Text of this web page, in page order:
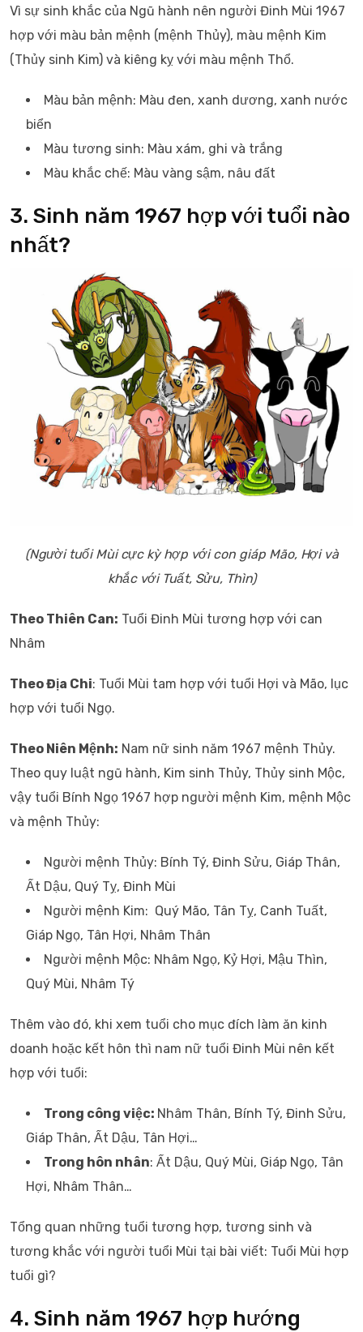
Vì sự sinh khắc của Ngũ hành nên người Đinh Mùi 1967
hợp với màu bản mệnh (mệnh Thủy), màu mệnh Kim
(Thủy sinh Kim) và kiêng kỵ với màu mệnh Thổ.
Màu bản mệnh: Màu đen, xanh dương, xanh nước
biển
Màu tương sinh: Màu xám, ghi và trắng
Màu khắc chế: Màu vàng sậm, nâu đất
3. Sinh năm 1967 hợp với tuổi nào
nhất?
(Người tuổi Mùi cực kỳ hợp với con giáp Mão, Hợi và
khắc với Tuất, Sửu, Thìn)
Theo Thiên Can: Tuổi Đinh Mùi tương hợp với can
Nhâm
Theo Địa Chi: Tuổi Mùi tam hợp với tuổi Hợi và Mão, lục
hợp với tuổi Ngọ.
Theo Niên Mệnh: Nam nữ sinh năm 1967 mệnh Thủy.
Theo quy luật ngũ hành, Kim sinh Thủy, Thủy sinh Mộc,
vậy tuổi Bính Ngọ 1967 hợp người mệnh Kim, mệnh Mộc
và mệnh Thủy:
Người mệnh Thủy: Bính Tý, Đinh Sửu, Giáp Thân,
Ất Dậu, Quý Tỵ, Đinh Mùi
Người mệnh Kim: Quý Mão, Tân Tỵ, Canh Tuất,
Giáp Ngọ, Tân Hợi, Nhâm Thân
Người mệnh Mộc: Nhâm Ngọ, Kỷ Hợi, Mậu Thìn,
Quý Mùi, Nhâm Tý
Thêm vào đó, khi xem tuổi cho mục đích làm ăn kinh
doanh hoặc kết hôn thì nam nữ tuổi Đinh Mùi nên kết
hợp với tuổi:
Trong công việc: Nhâm Thân, Bính Tý, Đinh Sửu,
Giáp Thân, Ất Dậu, Tân Hợi…
Trong hôn nhân: Ất Dậu, Quý Mùi, Giáp Ngọ, Tân
Hợi, Nhâm Thân…
Tổng quan những tuổi tương hợp, tương sinh và
tương khắc với người tuổi Mùi tại bài viết: Tuổi Mùi hợp
tuổi gì?
4. Sinh năm 1967 hợp hướng